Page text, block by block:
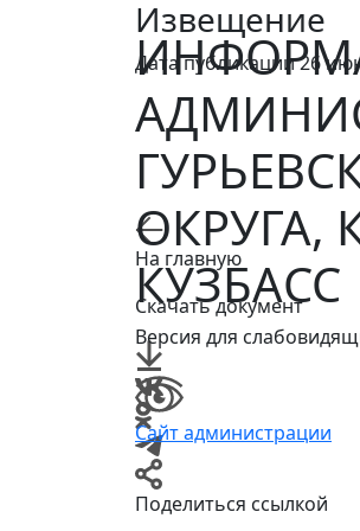
ОКРУГА,
КУЗБАСС
Версия для
Сайт администрации
Извещение
Дата публикации 26
На главную
Скачать документ
Поделиться ссылкой